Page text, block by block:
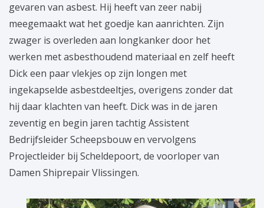
gevaren van asbest. Hij heeft van zeer nabij
meegemaakt wat het goedje kan aanrichten. Zijn
zwager is overleden aan longkanker door het
werken met asbesthoudend materiaal en zelf heeft
Dick een paar vlekjes op zijn longen met
ingekapselde asbestdeeltjes, overigens zonder dat
hij daar klachten van heeft. Dick was in de jaren
zeventig en begin jaren tachtig Assistent
Bedrijfsleider Scheepsbouw en vervolgens
Projectleider bij Scheldepoort, de voorloper van
Damen Shiprepair Vlissingen.